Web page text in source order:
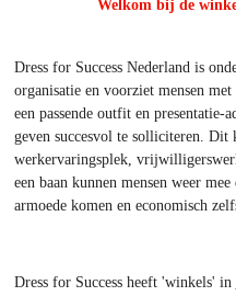
Welkom bij de
Dress for Success Nederland is
organisatie en voorziet mensen
een passende outfit en
geven succesvol te solliciteren. Dit
werkervaringsplek,
een baan kunnen mensen weer
armoede komen en economisch
Dress for Success heeft 'winkels' in